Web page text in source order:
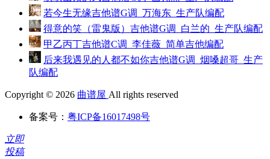
若今生无缘吉他谱G调_万海东_生产队编配
得意的笑（雷鬼版）吉他谱G调_白兰的_生产队编配
甲乙丙丁吉他谱C调_李佳薇_简单吉他编配
后来我遇见的人都不如你吉他谱G调_烟嗓超哥_生产
队编配
Copyright © 2026 曲谱屋 All rights reserved
备案号： 粤ICP备16017498号
立即
投稿